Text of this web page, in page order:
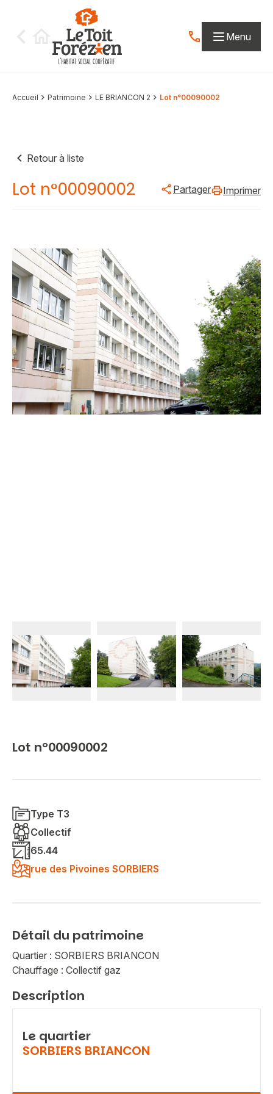
Contactez-nous
Menu
Accueil Patrimoine LE BRIANCON 2 Lot n°00090002
Retour à liste
Lot n°00090002 Partager Imprimer
Lot n°00090002
Type T3
Collectif
65.44
rue des Pivoines SORBIERS
Détail du patrimoine
Quartier : SORBIERS BRIANCON
Chauffage : Collectif gaz
Description
Le quartier
SORBIERS BRIANCON